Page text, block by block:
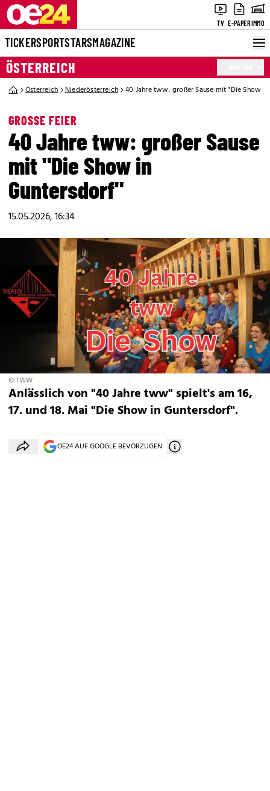
TV E-PAPERIMMO
TICKERSPORTSTARSMAGAZINE
ÖSTERREICH
Österreich Niederösterreich 40 Jahre tww: großer Sause mit "Die Show
GROSSE FEIER
40 Jahre tww: großer Sause
mit "Die Show in
Guntersdorf"
15.05.2026, 16:34
© TWW
Anlässlich von "40 Jahre tww" spielt's am 16,
17. und 18. Mai "Die Show in Guntersdorf".
OE24 AUF GOOGLE BEVORZUGEN